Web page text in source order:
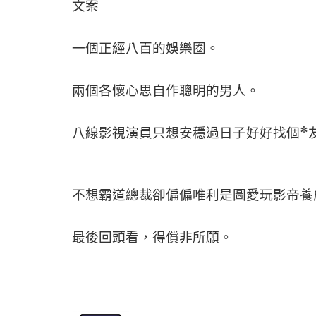
文案
一個正經八百的娛樂圈。
兩個各懷心思自作聰明的男人。
八線影視演員只想安穩過日子好好找個*
不想霸道總裁卻偏偏唯利是圖愛玩影帝養
最後回頭看，得償非所願。